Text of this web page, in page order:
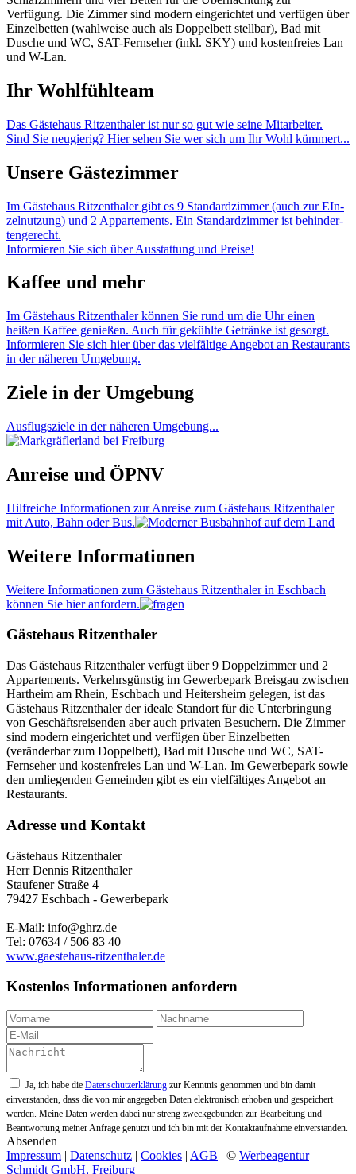
Verfügung. Die Zimmer sind modern eingerichtet und verfügen über
Einzelbetten (wahlweise auch als Doppelbett stellbar), Bad mit
Dusche und WC, SAT-Fernseher (inkl. SKY) und kostenfreies Lan
und W-Lan.
Ihr Wohlfühlteam
Das Gäs­tehaus Rit­zent­haler ist nur so gut wie seine Mitar­beiter.
Sind Sie neugierig? Hier sehen Sie wer sich um Ihr Wohl küm­mert...
Unsere Gästezimmer
Im Gäs­tehaus Rit­zent­haler gibt es 9 Stan­dard­zim­mer (auch zur EIn­
zel­nut­zung) und 2 Appar­tements. Ein Stan­dard­zim­mer ist behin­der­
ten­gerecht.
Infor­mieren Sie sich über Aus­stat­tung und Preise!
Kaffee und mehr
Im Gäs­tehaus Rit­zent­haler kön­nen Sie rund um die Uhr einen
heißen Kaf­fee genießen. Auch für gekühlte Getränke ist gesorgt.
Infor­mieren Sie sich hier über das viel­fäl­tige Ange­bot an Res­taurants
in der näheren Umge­bung.
Ziele in der Umgebung
Aus­flugs­ziele in der näheren Umge­bung...
Anreise und ÖPNV
Hilf­reiche Infor­mationen zur Anreise zum Gäs­tehaus Rit­zent­haler
mit Auto, Bahn oder Bus.
Weitere Informationen
Weitere Infor­mationen zum Gäs­tehaus Rit­zent­haler in Esch­bach
kön­nen Sie hier anfor­dern.
Gästehaus Ritzenthaler
Das Gästehaus Ritzenthaler verfügt über 9 Doppelzimmer und 2
Appartements. Verkehrsgünstig im Gewerbepark Breisgau zwischen
Hartheim am Rhein, Eschbach und Heitersheim gelegen, ist das
Gästehaus Ritzenthaler der ideale Standort für die Unterbringung
von Geschäftsreisenden aber auch privaten Besuchern. Die Zimmer
sind modern eingerichtet und verfügen über Einzelbetten
(veränderbar zum Doppelbett), Bad mit Dusche und WC, SAT-
Fernseher und kostenfreies Lan und W-Lan. Im Gewerbepark sowie
den umliegenden Gemeinden gibt es ein vielfältiges Angebot an
Restaurants.
Adresse und Kontakt
Gästehaus Ritzenthaler
Herr Dennis Ritzenthaler
Staufener Straße 4
79427 Eschbach - Gewerbepark
E-Mail: info@ghrz.de
Tel: 07634 / 506 83 40
www.gaestehaus-ritzenthaler.de
Kostenlos Informationen anfordern
Ja, ich habe die Datenschutzerklärung zur Kenntnis genommen und bin damit
einverstanden, dass die von mir angegeben Daten elektronisch erhoben und gespeichert
werden. Meine Daten werden dabei nur streng zweckgebunden zur Bearbeitung und
Beantwortung meiner Anfrage genutzt und ich bin mit der Kontaktaufnahme einverstanden.
Absenden
Impressum | Datenschutz | Cookies | AGB | © Werbeagentur
Schmidt GmbH, Freiburg